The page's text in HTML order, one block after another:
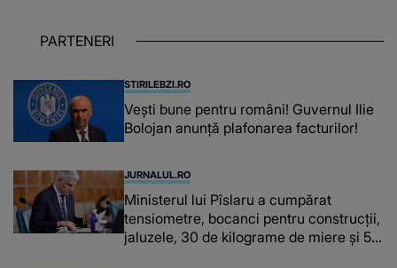
chiar și după trecerea anilor: "De
PARTENERI
STIRILEBZI.RO
Vești bune pentru români! Guvernul Ilie
Bolojan anunță plafonarea facturilor!
JURNALUL.RO
Ministerul lui Pîslaru a cumpărat
tensiometre, bocanci pentru construcții,
jaluzele, 30 de kilograme de miere și 50